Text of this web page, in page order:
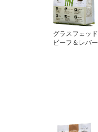
グラスフェッド
ビーフ＆レバー